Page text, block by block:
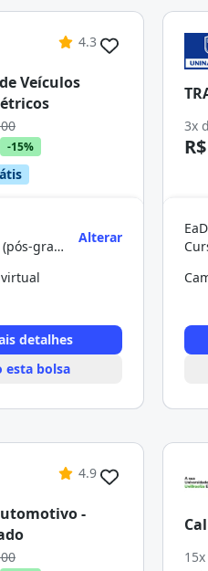
4.3
Veículos
-15%
Especialização (pós-graduação)
Alterar
detalhes
esta bolsa
3x
4.9
-